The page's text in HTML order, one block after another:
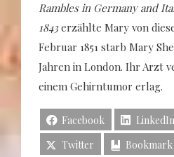
Rambles in Germany and
1843erzählte Mary von
Februar 1851 starb Mary
Jahren in London. Ihr Arzt
einem Gehirntumor erlag.
Facebook LinkedIn
Twitter
Bookmark